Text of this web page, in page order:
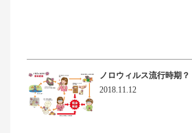
ノロウィルス流行時期？
2018.11.12